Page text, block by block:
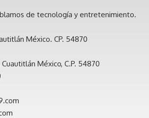
de tecnología y entretenimiento.
México. CP. 54870
México, C.P. 54870